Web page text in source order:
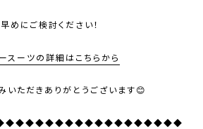
めにご検討ください！
スーツの詳細はこちらから
いただきありがとうございます😊